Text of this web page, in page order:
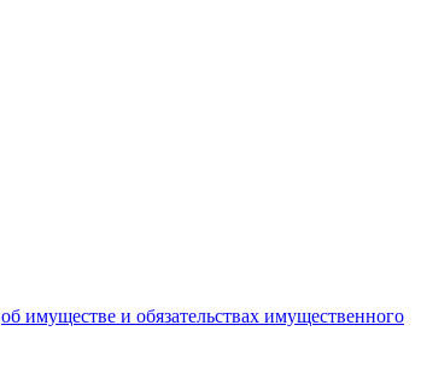
об имуществе и обязательствах имущественного